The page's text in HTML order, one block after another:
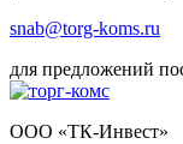
snab@torg-koms.ru
для предложений
ООО «ТК-Инвест»